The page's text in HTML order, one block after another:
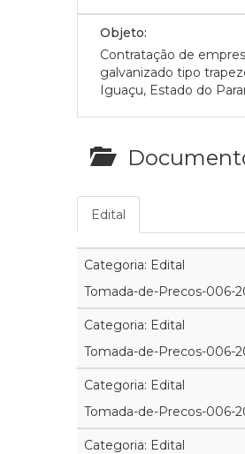
Objeto:
Contratação de
galvanizado tipo
Iguaçu, Estado do
Edital
Categoria: Edital
Tomada-de-Precos-006-
Categoria: Edital
Tomada-de-Precos-006-
Categoria: Edital
Tomada-de-Precos-006-
Categoria: Edital